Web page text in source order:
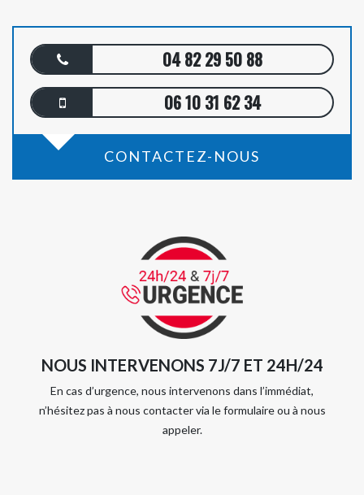
04 82 29 50 88
06 10 31 62 34
CONTACTEZ-NOUS
NOUS INTERVENONS 7J/7 ET 24H/24
En cas d’urgence, nous intervenons dans l’immédiat,
n’hésitez pas à nous contacter via le formulaire ou à nous
appeler.